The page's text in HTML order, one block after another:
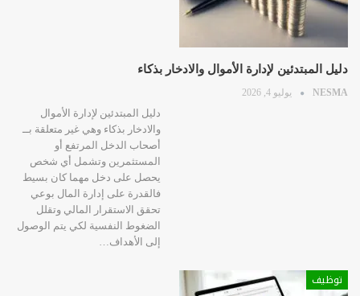
دليل المبتدئين لإدارة الأموال والادخار بذكاء
NESMA يوليو 4, 2026
دليل المبتدئين لإدارة الأموال
والادخار بذكاء وهي غير متعلقة بــ
أصحاب الدخل المرتفع أو
المستثمرين وتشمل أي شخص
يحصل على دخل مهما كان بسيط
فالقدرة على إدارة المال بوعي
تحقق الاستقرار المالي وتقلل
الضغوط النفسية لكي يتم الوصول
إلى الأهداف…
توظيف